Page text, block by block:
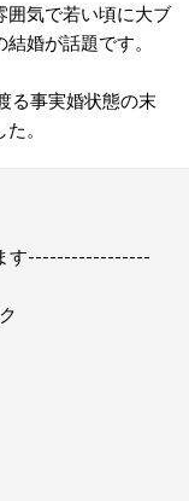
囲気で若い頃に大ブ
婚が話題です。
る事実婚状態の末
。
す-----------------